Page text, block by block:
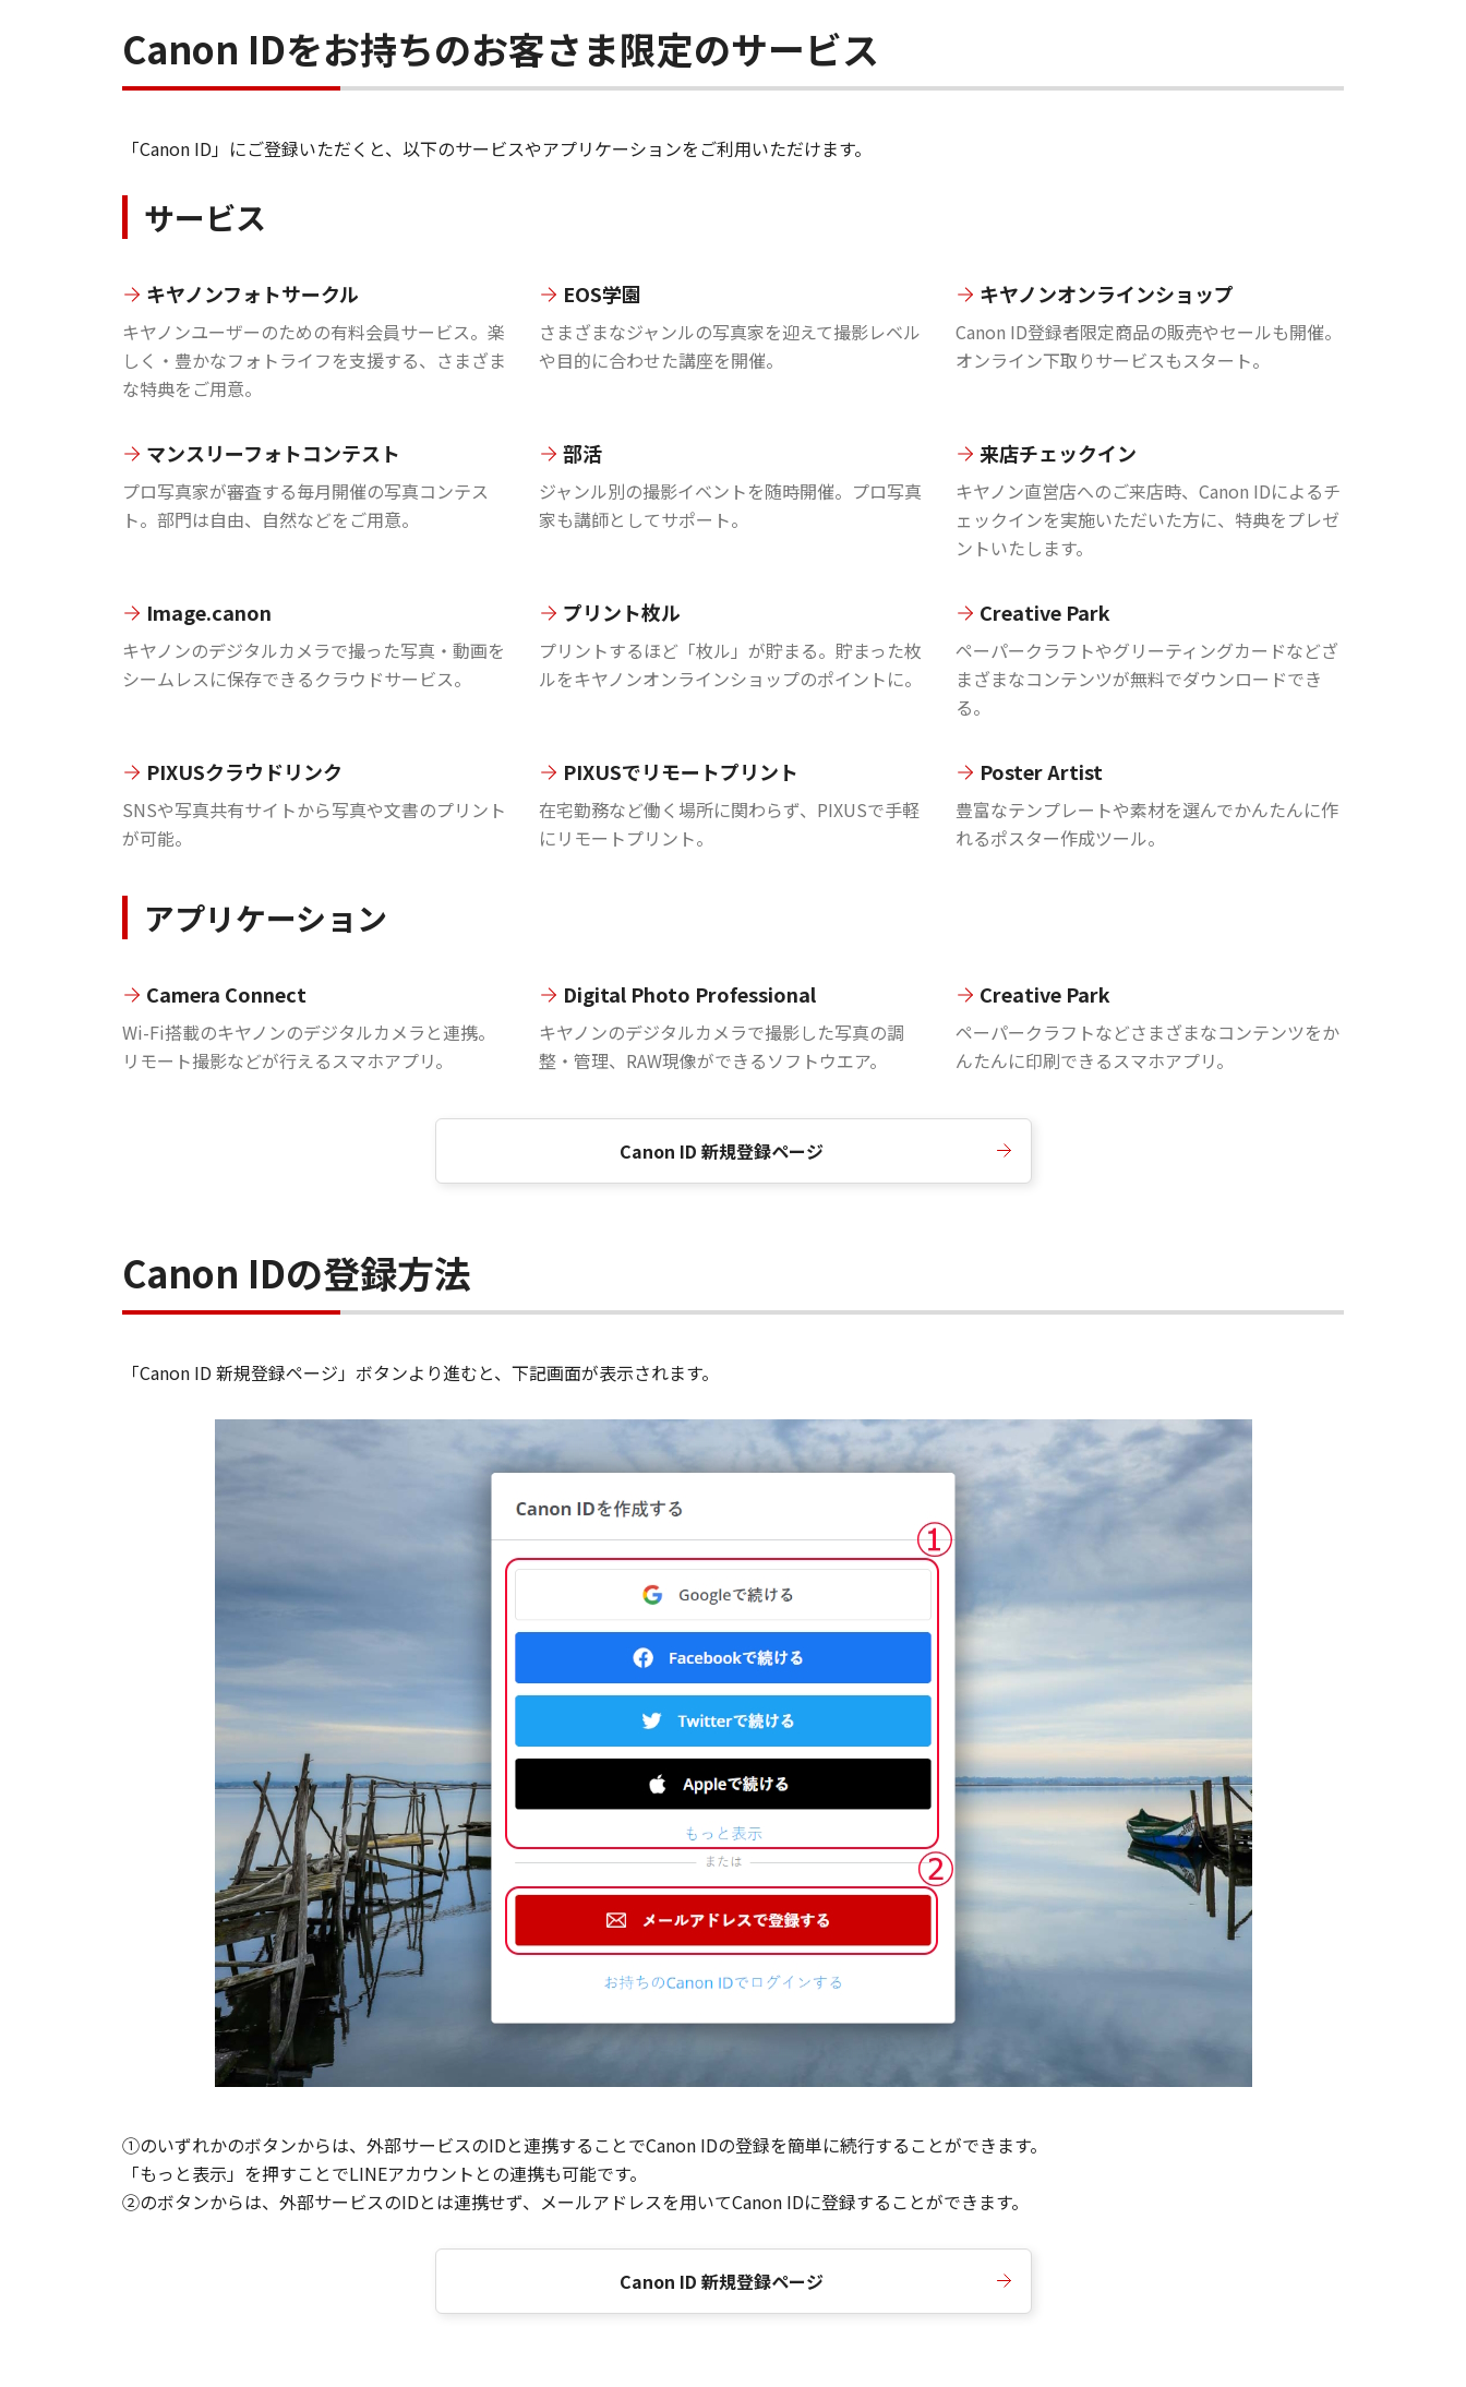
Canon IDをお持ちのお客さま限定のサービス
「Canon ID」にご登録いただくと、以下のサービスやアプリケーションをご利用いただけます。
サービス
キヤノンフォトサークル
キヤノンユーザーのための有料会員サービス。楽
しく・豊かなフォトライフを支援する、さまざま
な特典をご用意。
EOS学園
さまざまなジャンルの写真家を迎えて撮影レベル
や目的に合わせた講座を開催。
キヤノンオンラインショップ
Canon ID登録者限定商品の販売やセールも開催。
オンライン下取りサービスもスタート。
マンスリーフォトコンテスト
プロ写真家が審査する毎月開催の写真コンテス
ト。部門は自由、自然などをご用意。
部活
ジャンル別の撮影イベントを随時開催。プロ写真
家も講師としてサポート。
来店チェックイン
キヤノン直営店へのご来店時、Canon IDによるチ
ェックインを実施いただいた方に、特典をプレゼ
ントいたします。
Image.canon
キヤノンのデジタルカメラで撮った写真・動画を
シームレスに保存できるクラウドサービス。
プリント枚ル
プリントするほど「枚ル」が貯まる。貯まった枚
ルをキヤノンオンラインショップのポイントに。
Creative Park
ペーパークラフトやグリーティングカードなどざ
まざまなコンテンツが無料でダウンロードでき
る。
PIXUSクラウドリンク
SNSや写真共有サイトから写真や文書のプリント
が可能。
PIXUSでリモートプリント
在宅勤務など働く場所に関わらず、PIXUSで手軽
にリモートプリント。
Poster Artist
豊富なテンプレートや素材を選んでかんたんに作
れるポスター作成ツール。
アプリケーション
Camera Connect
Wi-Fi搭載のキヤノンのデジタルカメラと連携。
リモート撮影などが行えるスマホアプリ。
Digital Photo Professional
キヤノンのデジタルカメラで撮影した写真の調
整・管理、RAW現像ができるソフトウエア。
Creative Park
ペーパークラフトなどさまざまなコンテンツをか
んたんに印刷できるスマホアプリ。
Canon ID 新規登録ページ
Canon IDの登録方法
「Canon ID 新規登録ページ」ボタンより進むと、下記画面が表示されます。
①のいずれかのボタンからは、外部サービスのIDと連携することでCanon IDの登録を簡単に続行することができます。
「もっと表示」を押すことでLINEアカウントとの連携も可能です。
②のボタンからは、外部サービスのIDとは連携せず、メールアドレスを用いてCanon IDに登録することができます。
Canon ID 新規登録ページ